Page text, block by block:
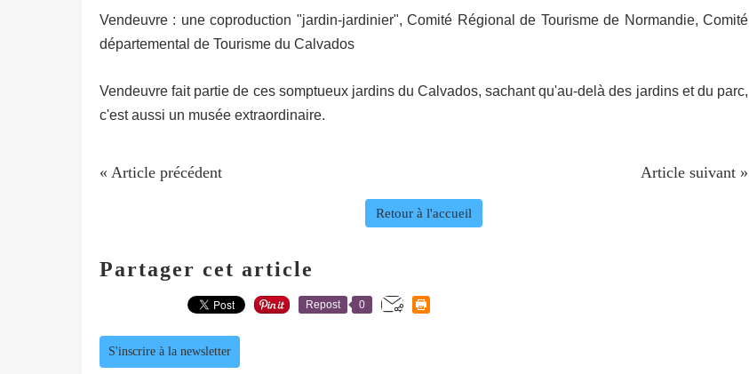
Vendeuvre : une coproduction "jardin-jardinier", Comité Régional de Tourisme de Normandie, Comité
départemental de Tourisme du Calvados
Vendeuvre fait partie de ces somptueux jardins du Calvados, sachant qu'au-delà des jardins et du parc,
c'est aussi un musée extraordinaire.
« Article précédent Article suivant »
Retour à l'accueil
Partager cet article
Repost 0
S'inscrire à la newsletter